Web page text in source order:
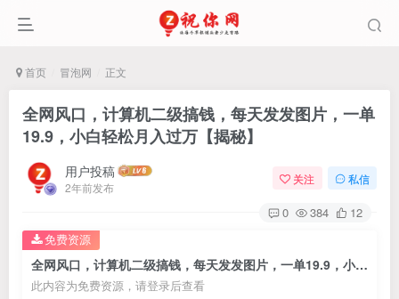
首页 冒泡网 正文
全网风口，计算机二级搞钱，每天发发图片，一单
19.9，小白轻松月入过万【揭秘】
用户投稿
2年前发布
关注 私信
0 384 12
全网风口，计算机二级搞钱，每天发发图片，一单19.9，小白轻松月入过万【揭秘】
此内容为免费资源，请登录后查看
免费资源